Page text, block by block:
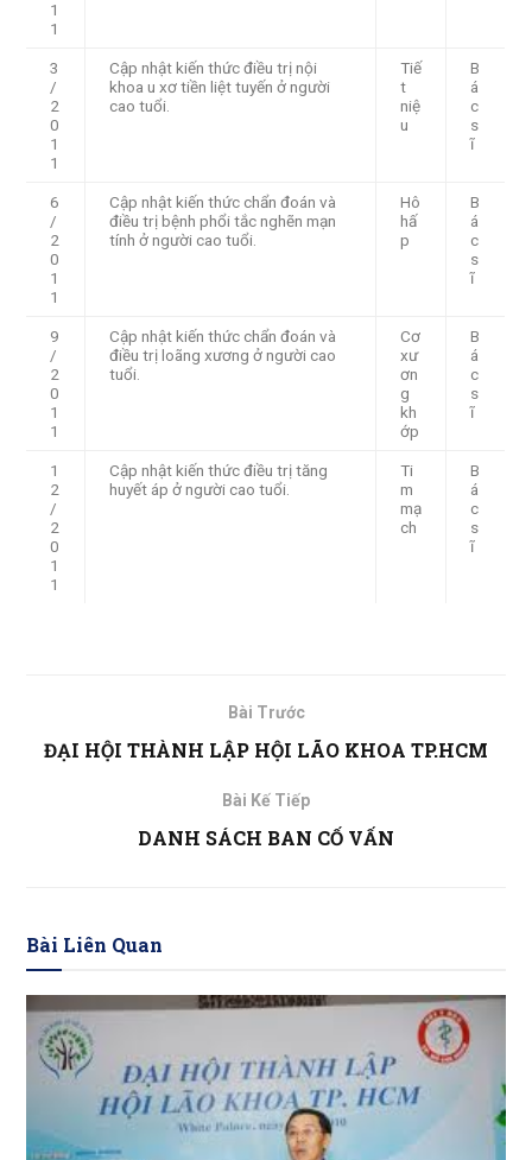
1
1
3
/
2
0
1
1
Cập nhật kiến thức điều trị nội
khoa u xơ tiền liệt tuyến ở người
cao tuổi.
Tiế
t
niệ
u
B
á
c
s
ĩ
6
/
2
0
1
1
Cập nhật kiến thức chẩn đoán và
điều trị bệnh phổi tắc nghẽn mạn
tính ở người cao tuổi.
Hô
hấ
p
B
á
c
s
ĩ
9
/
2
0
1
1
Cập nhật kiến thức chẩn đoán và
điều trị loãng xương ở người cao
tuổi.
Cơ
xư
ơn
g
kh
ớp
B
á
c
s
ĩ
1
2
/
2
0
1
1
Cập nhật kiến thức điều trị tăng
huyết áp ở người cao tuổi.
Ti
m
mạ
ch
B
á
c
s
ĩ
Bài Trước
ĐẠI HỘI THÀNH LẬP HỘI LÃO KHOA TP.HCM
Bài Kế Tiếp
DANH SÁCH BAN CỐ VẤN
Bài Liên Quan